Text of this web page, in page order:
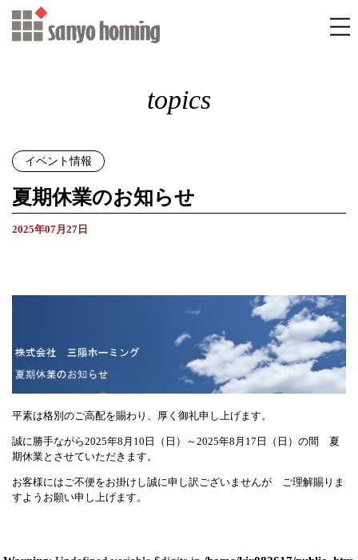
topics
イベント情報
夏期休業のお知らせ
2025年07月27日
平素は格別のご高配を賜わり、厚く御礼申し上げます。
誠に勝手ながら2025年8月10日（日）～2025年8月17日（日）の間 夏
期休業とさせていただきます。
お客様にはご不便をお掛けし誠に申し訳ございませんが ご理解賜りま
すようお願い申し上げます。